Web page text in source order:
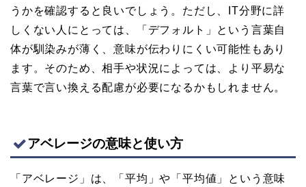
うかを確認すると良いでしょう。ただし、IT分野に詳
しくない人にとっては、「デフォルト」という言葉自
体が馴染みが薄く、意味が伝わりにくい可能性もあり
ます。そのため、相手や状況によっては、より平易な
言葉で言い換える配慮が必要になるかもしれません。
アベレージの意味と使い方
「アベレージ」は、「平均」や「平均値」という意味